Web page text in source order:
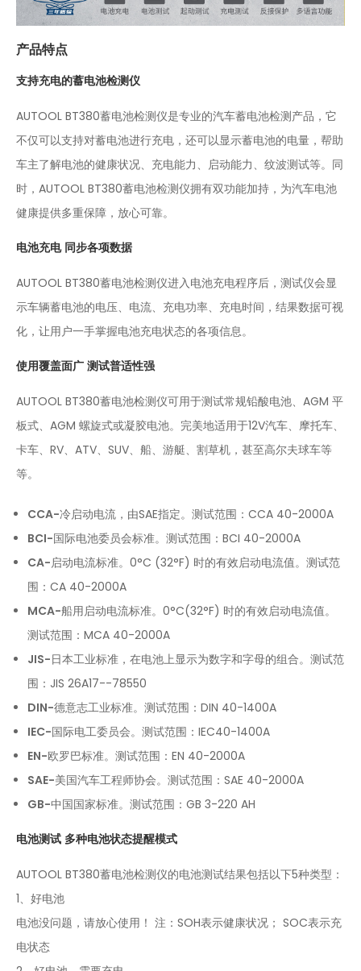
产品特点
支持充电的蓄电池检测仪
AUTOOL BT380蓄电池检测仪是专业的汽车蓄电池检测产品，它
不仅可以支持对蓄电池进行充电，还可以显示蓄电池的电量，帮助
车主了解电池的健康状况、充电能力、启动能力、纹波测试等。同
时，AUTOOL BT380蓄电池检测仪拥有双功能加持，为汽车电池
健康提供多重保障，放心可靠。
电池充电 同步各项数据
AUTOOL BT380蓄电池检测仪进入电池充电程序后，测试仪会显
示车辆蓄电池的电压、电流、充电功率、充电时间，结果数据可视
化，让用户一手掌握电池充电状态的各项信息。
使用覆盖面广 测试普适性强
AUTOOL BT380蓄电池检测仪可用于测试常规铅酸电池、AGM 平
板式、AGM 螺旋式或凝胶电池。完美地适用于12V汽车、摩托车、
卡车、RV、ATV、SUV、船、游艇、割草机，甚至高尔夫球车等
等。
CCA-冷启动电流，由SAE指定。测试范围：CCA 40-2000A
BCI-国际电池委员会标准。测试范围：BCI 40-2000A
CA-启动电流标准。0°C (32°F) 时的有效启动电流值。测试范
围：CA 40-2000A
MCA-船用启动电流标准。0°C(32°F) 时的有效启动电流值。
测试范围：MCA 40-2000A
JIS-日本工业标准，在电池上显示为数字和字母的组合。测试范
围：JIS 26A17--78550
DIN-德意志工业标准。测试范围：DIN 40-1400A
IEC-国际电工委员会。测试范围：IEC40-1400A
EN-欧罗巴标准。测试范围：EN 40-2000A
SAE-美国汽车工程师协会。测试范围：SAE 40-2000A
GB-中国国家标准。测试范围：GB 3-220 AH
电池测试 多种电池状态提醒模式
AUTOOL BT380蓄电池检测仪的电池测试结果包括以下5种类型：
1、好电池
电池没问题，请放心使用！ 注：SOH表示健康状况； SOC表示充
电状态